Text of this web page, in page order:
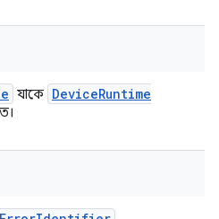
যাকে DeviceRuntime